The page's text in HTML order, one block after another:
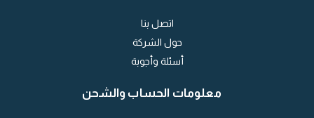
اتصل بنا
حول الشركة
أسئلة وأجوبة
معلومات الحساب والشحن